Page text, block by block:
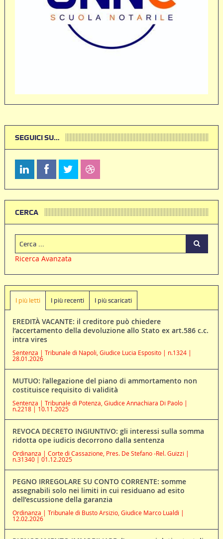
SEGUICI SU…
CERCA
Ricerca Avanzata
I più letti I più recenti I più scaricati
EREDITÀ VACANTE: il creditore può chiedere
l’accertamento della devoluzione allo Stato ex art.586 c.c.
intra vires
Sentenza | Tribunale di Napoli, Giudice Lucia Esposito | n.1324 |
28.01.2026
MUTUO: l’allegazione del piano di ammortamento non
costituisce requisito di validità
Sentenza | Tribunale di Potenza, Giudice Annachiara Di Paolo |
n.2218 | 10.11.2025
REVOCA DECRETO INGIUNTIVO: gli interessi sulla somma
ridotta ope iudicis decorrono dalla sentenza
Ordinanza | Corte di Cassazione, Pres. De Stefano -Rel. Guizzi |
n.31340 | 01.12.2025
PEGNO IRREGOLARE SU CONTO CORRENTE: somme
assegnabili solo nei limiti in cui residuano ad esito
dell’escussione della garanzia
Ordinanza | Tribunale di Busto Arsizio, Giudice Marco Lualdi |
12.02.2026